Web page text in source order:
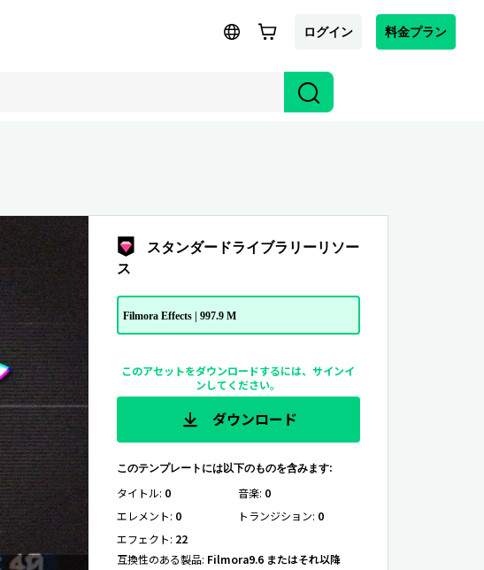
ログイン 料金プラン
スタンダードライブラリーリソー
ス
Filmora Effects | 997.9 M
このアセットをダウンロードするには、サインイ
ンしてください。
ダウンロード
このテンプレートには以下のものを含みます:
タイトル: 0 音楽: 0
エレメント: 0 トランジション: 0
エフェクト: 22
互換性のある製品: Filmora9.6 またはそれ以降